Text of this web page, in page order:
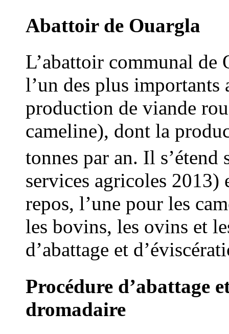
Abattoir de Ouargla
L’abattoir communal de
l’un des plus
production de viande
cameline), dont la
tonnes par an. Il s’étend
services agricoles 2013)
repos, l’une pour les
les bovins, les ovins et
d’abattage et
Procédure d’abattage
dromadaire